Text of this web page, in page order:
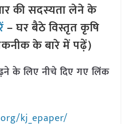
की सदस्यता लेने के
– घर बैठे विस्तृत कृषि
के बारे में पढ़ें)
के लिए नीचे दिए गए लिंक
kj_epaper/